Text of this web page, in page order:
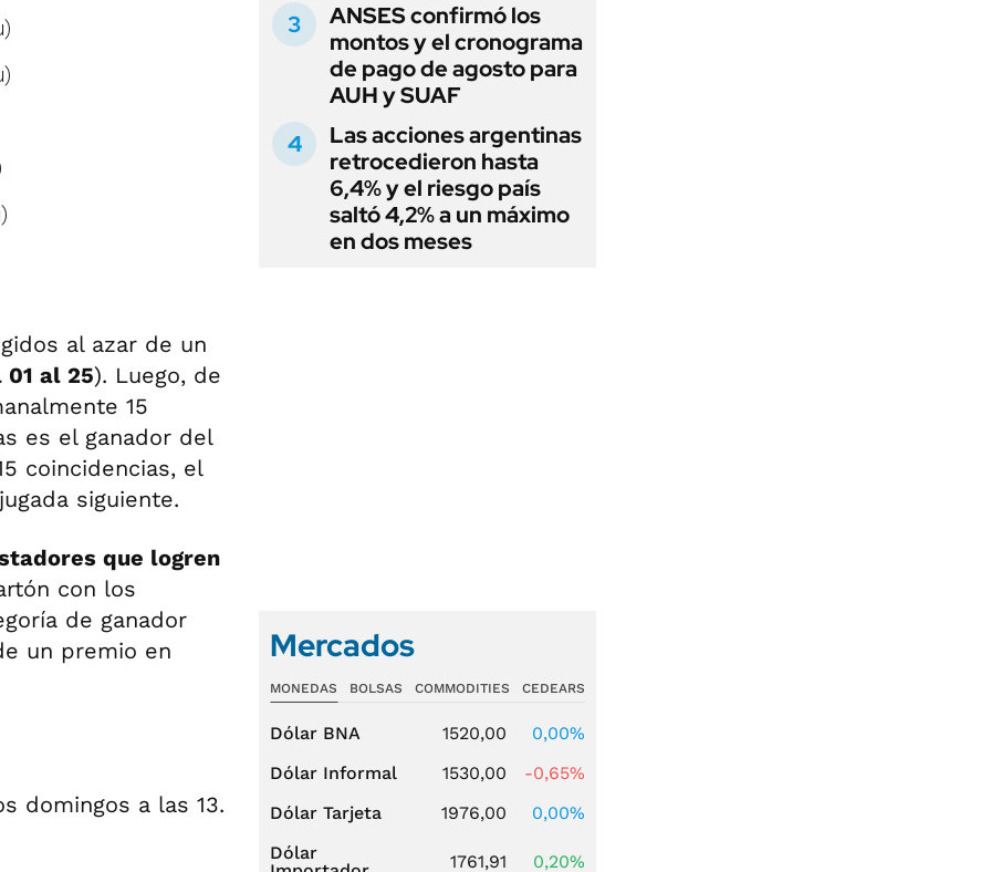
al azar de un
al 25). Luego, de
15
es el ganador del
coincidencias, el
siguiente.
que logren
con los
de ganador
un premio en
domingos a las 13.
ANSES confirmó los
montos y el cronograma
de pago de agosto para
AUH y SUAF
Las acciones argentinas
retrocedieron hasta
6,4% y el riesgo país
saltó 4,2% a un máximo
en dos meses
Mercados
MONEDAS BOLSAS COMMODITIES CEDEARS
Dólar BNA 1520,00
0,00%
Dólar Informal
1530,00
-0,65%
Dólar Tarjeta
1976,00
0,00%
Dólar
1761,91 0,20%